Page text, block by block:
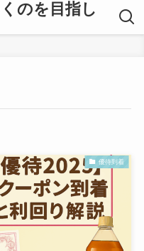
のを目指し
優待到着